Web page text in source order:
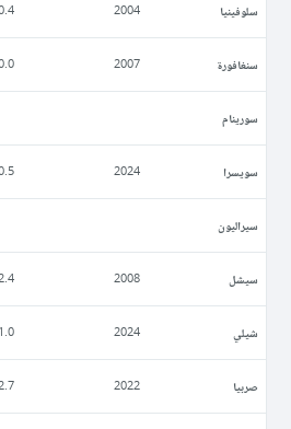
سلوفينيا 2004
سنغافورة 2007
سورينام
سويسرا 2024
سيراليون
سيشل 2008
شيلي 2024
1.0
صربيا 2022